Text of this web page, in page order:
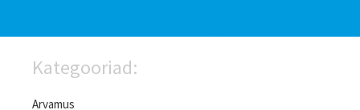
Kategooriad:
Arvamus